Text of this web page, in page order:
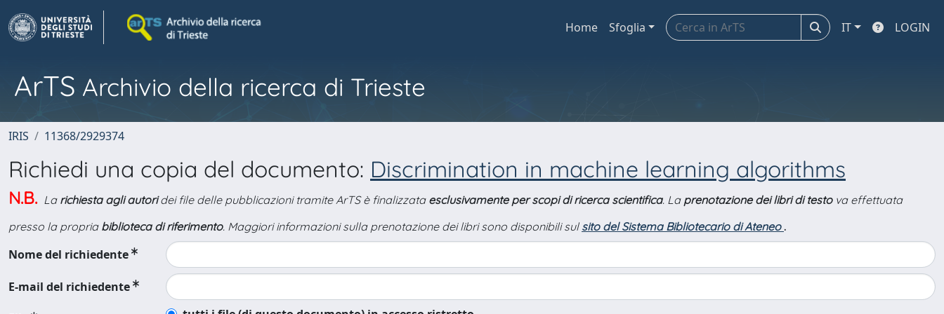
Home Sfoglia IT LOGIN
ArTS Archivio della ricerca di Trieste
IRIS 11368/2929374
Richiedi una copia del documento: Discrimination in machine learning algorithms
N.B. La richiesta agli autoridei file delle pubblicazioni tramite ArTS è finalizzata esclusivamente per scopi di ricerca scientifica. La prenotazione dei libri di testova effettuata
presso la propria biblioteca di riferimento. Maggiori informazioni sulla prenotazione dei libri sono disponibili sul sito del Sistema Bibliotecario di Ateneo .
Nome del richiedente
E-mail del richiedente